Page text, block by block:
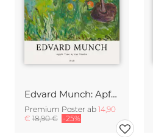
Edvard Munch: Apfelbaum am Studio
Premium Poster ab 14,90
€ 18,90 € -25%